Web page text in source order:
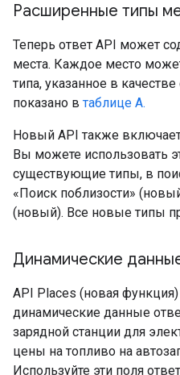
Расширенные типы
Теперь ответ API может
места. Каждое место
типа, указанное в
показано в таблице A.
Новый API также
Вы можете использовать
существующие типы, в
«Поиск поблизости»
(новый). Все новые типы
Динамические
API Places (новая
динамические данные
зарядной станции для
цены на топливо на
Используйте эти поля